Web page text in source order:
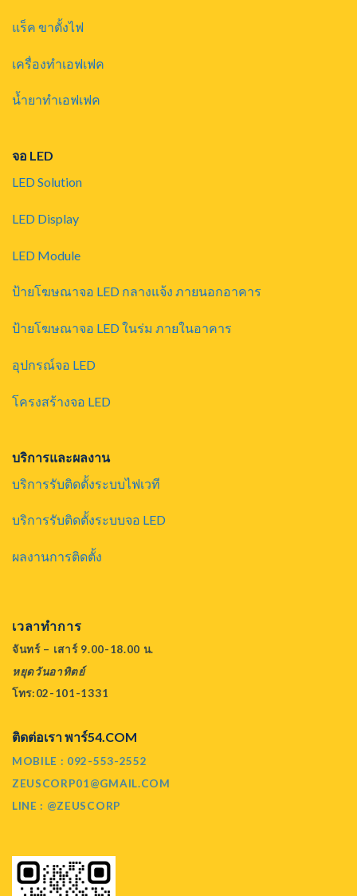
แร็ค ขาตั้งไฟ
เครื่องทำเอฟเฟค
น้ำยาทำเอฟเฟค
จอ LED
LED Solution
LED Display
LED Module
ป้ายโฆษณาจอ LED กลางแจ้ง ภายนอกอาคาร
ป้ายโฆษณาจอ LED ในร่ม ภายในอาคาร
อุปกรณ์จอ LED
โครงสร้างจอ LED
บริการและผลงาน
บริการรับติดตั้งระบบไฟเวที
บริการรับติดตั้งระบบจอ LED
ผลงานการติดตั้ง
เวลาทำการ
จันทร์ – เสาร์ 9.00-18.00 น.
หยุดวันอาทิตย์
โทร:02-101-1331
ติดต่อเรา พาร์54.COM
MOBILE : 092-553-2552
ZEUSCORP01@GMAIL.COM
LINE : @ZEUSCORP